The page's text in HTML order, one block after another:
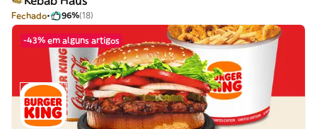
Fechado 96%(18)
-43% em alguns artigos